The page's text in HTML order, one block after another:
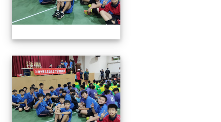
113年全國北區師生盃巧固